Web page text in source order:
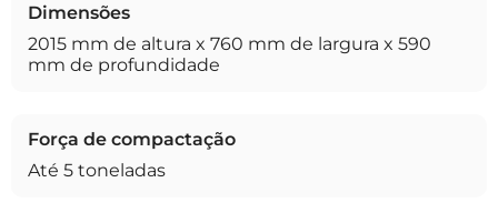
Dimensões
2015 mm de altura x 760 mm de largura x 590
mm de profundidade
Força de compactação
Até 5 toneladas